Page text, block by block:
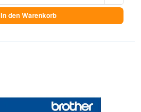
In den Warenkorb